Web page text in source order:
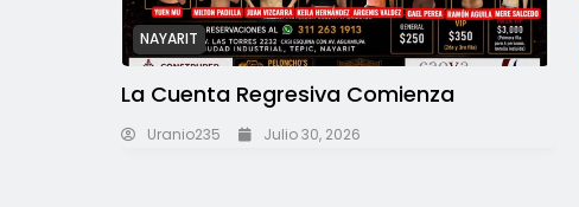
NAYARIT
La Cuenta Regresiva Comienza
Uranio235 Julio 30, 2026